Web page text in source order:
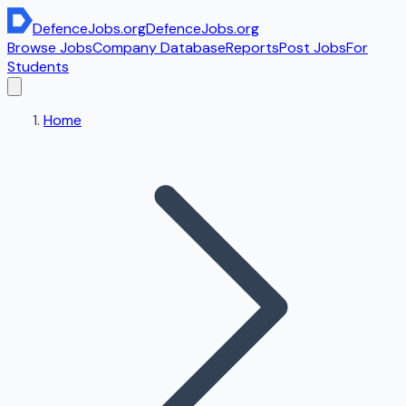
DefenceJobs.orgDefenceJobs.org
Browse JobsCompany DatabaseReportsPost JobsFor
Students
Home